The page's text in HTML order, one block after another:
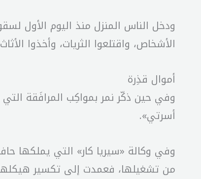
ودخل الناس المنزل منذ اليوم الأول
الأشخاص، واقتلعوا الثريات، وأخذوا
أموال قذِرة
أسرتي».
وفي وكالة «سيريا كار» التي يملكها
من تشغيلها، فعمدت إلى تكسير